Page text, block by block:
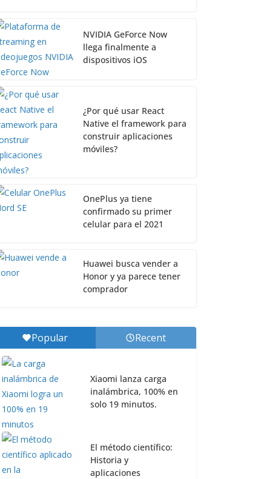
NVIDIA GeForce Now
llega finalmente a
dispositivos iOS
¿Por qué usar React
Native el framework para
construir aplicaciones
móviles?
OnePlus ya tiene
confirmado su primer
celular para el 2021
Huawei busca vender a
Honor y ya parece tener
comprador
Popular Recent
Xiaomi lanza carga
inalámbrica, 100% en
solo 19 minutos.
El método científico:
Historia y
aplicaciones